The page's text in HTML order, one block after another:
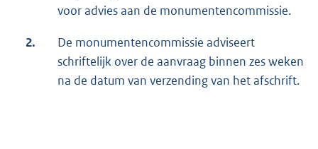
voor advies aan de monumentencommissie.
2.
De monumentencommissie adviseert
schriftelijk over de aanvraag binnen zes weken
na de datum van verzending van het afschrift.